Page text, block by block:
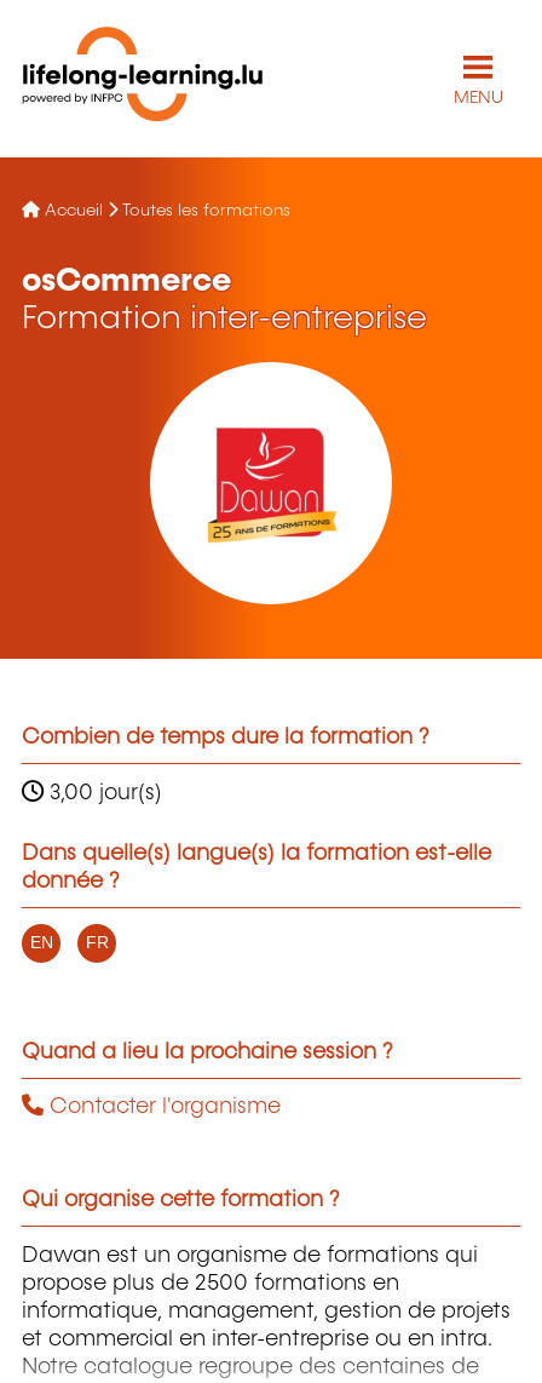
MENU
Accueil Toutes les formations
osCommerce
Formation inter-entreprise
Combien de temps dure la formation ?
3,00 jour(s)
Dans quelle(s) langue(s) la formation est-elle
donnée ?
EN FR
Quand a lieu la prochaine session ?
Contacter l'organisme
Qui organise cette formation ?
Dawan est un organisme de formations qui
propose plus de 2500 formations en
informatique, management, gestion de projets
et commercial en inter-entreprise ou en intra.
Notre catalogue regroupe des centaines de